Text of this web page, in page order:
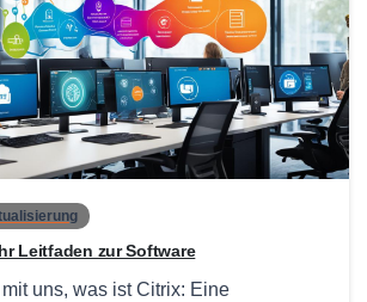
0
Leitfaden zur Software
uns, was ist Citrix: Eine